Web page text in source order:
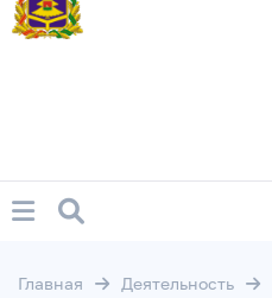
Главная Деятельность